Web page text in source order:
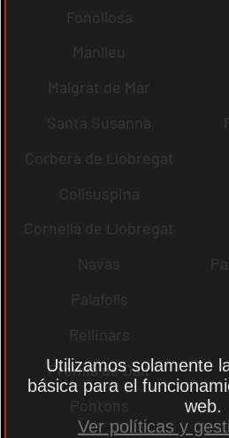
Fonollosa
Manlleu
Malgrat de Mar
Santa Susanna
Corbera de Llobregat
Collsuspina
Cornellà de Llobregat
Navas
Palafolls
Rellinars
Premià de Dalt
Pontons
Utilizamos solamente
básica para el
web.
Ver políticas y